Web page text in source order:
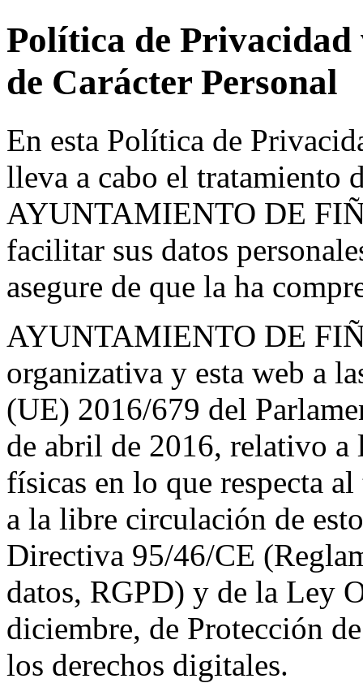
Política de Privacidad
de Carácter Personal
En esta Política de
lleva a cabo el tratamiento
AYUNTAMIENTO DE
facilitar sus datos
asegure de que la ha
AYUNTAMIENTO DE
organizativa y esta web a
(UE) 2016/679 del
de abril de 2016, relativo a
físicas en lo que respecta
a la libre circulación de
Directiva 95/46/CE
datos, RGPD) y de la Ley
diciembre, de Protección
los derechos digitales.